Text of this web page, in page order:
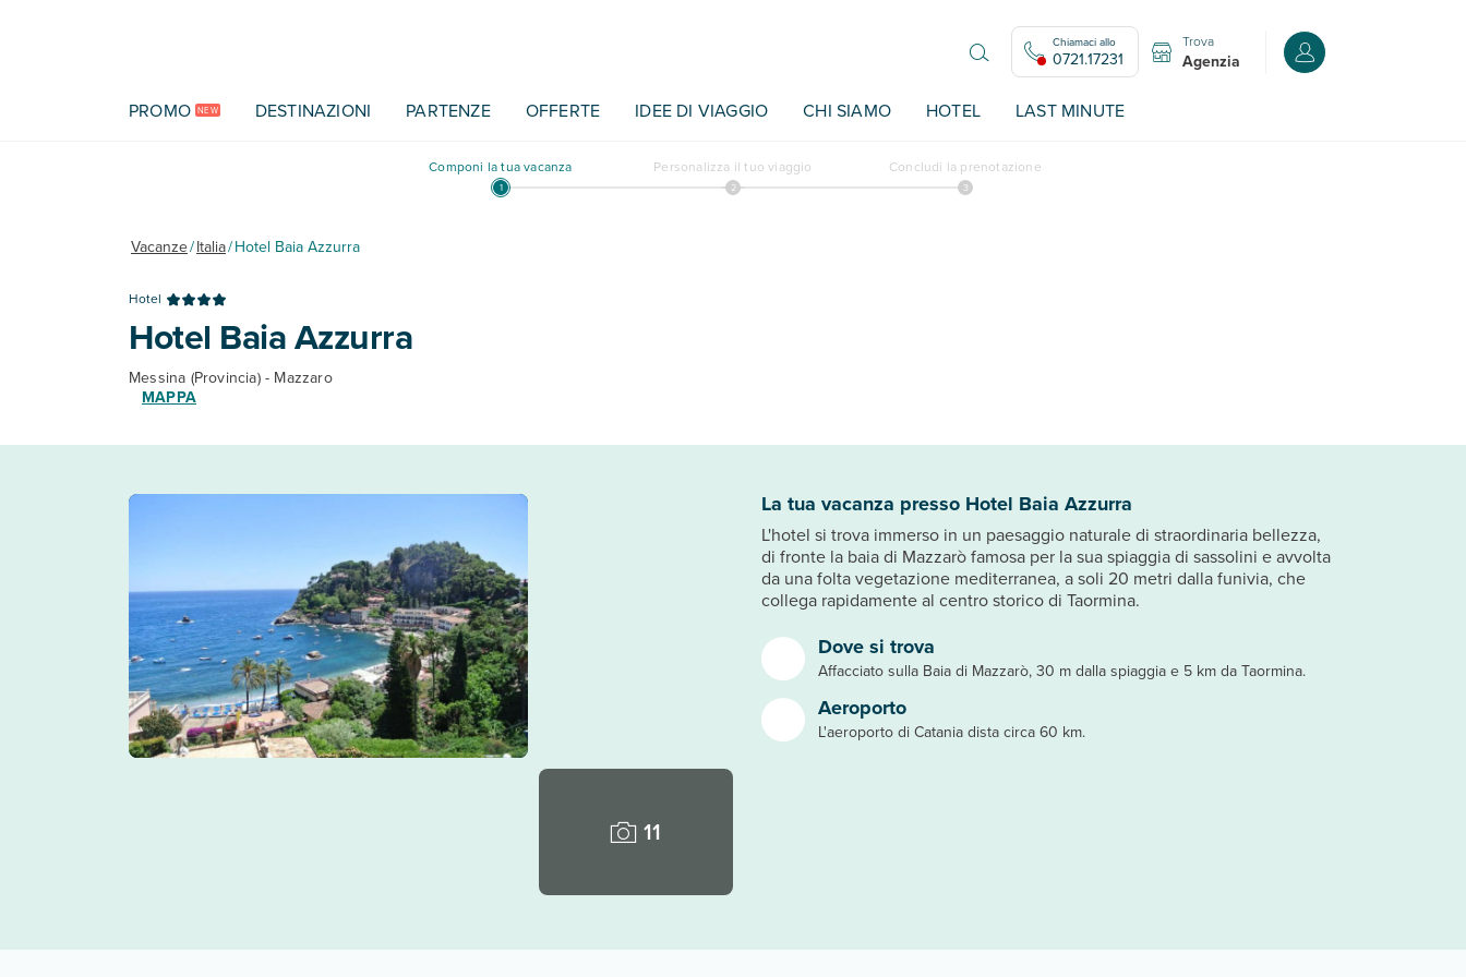
Chiamaci allo
0721.17231
Trova
Agenzia Accedi o registrati
PROMO NEW DESTINAZIONI PARTENZE OFFERTE IDEE DI VIAGGIO CHI SIAMO HOTEL LAST MINUTE
Componi la tua vacanza Personalizza il tuo viaggio Concludi la prenotazione
Vacanze/Italia/Hotel Baia Azzurra
Hotel
Hotel Baia Azzurra
Messina (Provincia) - Mazzaro
MAPPA
11
Dove si trova
Affacciato sulla Baia di Mazzarò, 30 m dalla spiaggia e 5 km da Taormina.
Aeroporto
L'aeroporto di Catania dista circa 60 km.
La tua vacanza presso Hotel Baia Azzurra
L'hotel si trova immerso in un paesaggio naturale di straordinaria bellezza,
di fronte la baia di Mazzarò famosa per la sua spiaggia di sassolini e avvolta
da una folta vegetazione mediterranea, a soli 20 metri dalla funivia, che
collega rapidamente al centro storico di Taormina.